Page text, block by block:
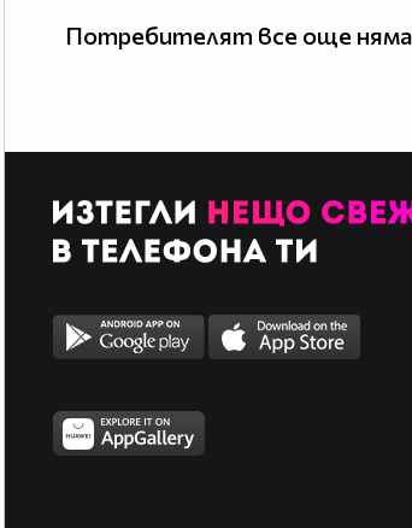
Потребителят все още